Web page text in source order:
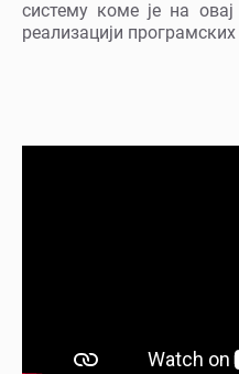
систему коме је на
реализацији